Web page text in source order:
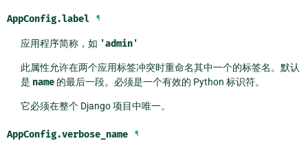
AppConfig.label ¶
应用程序简称，如 'admin'
此属性允许在两个应用标签冲突时重命名其中一个的标签名。默认
是 name的最后一段。必须是一个有效的 Python 标识符。
它必须在整个 Django 项目中唯一。
AppConfig.verbose_name ¶